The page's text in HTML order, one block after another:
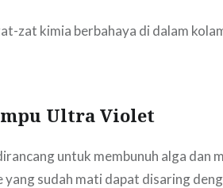
zat kimia berbahaya di dalam
Ultra Violet
untuk membunuh alga dan
sudah mati dapat disaring